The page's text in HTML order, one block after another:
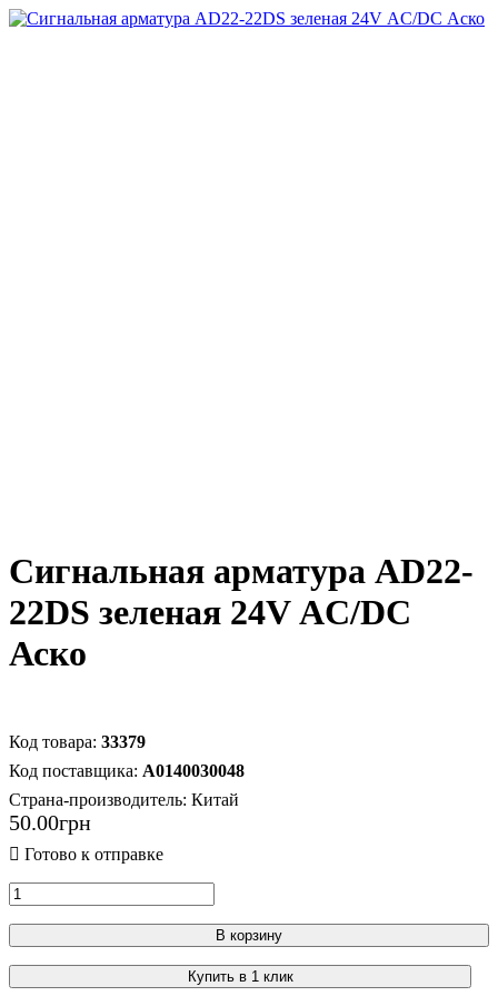
Сигнальная арматура AD22-
22DS зеленая 24V АC/DC
Аско
33379
A0140030048
Страна-производитель: Китай
50.00грн
В корзину
Купить в 1 клик